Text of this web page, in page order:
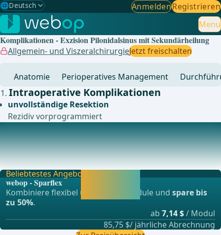
🌐Deutsch
Gewählte Sprache: Deutsch
🇩🇪 Deutsch ✓
🇬🇧English
🇧🇷 Brasilianisch
AnmeldenRegistrieren
Menu
Komplikationen - Exzision Pilonidalsinus mit Sekundärheilung
Allgemein- und ViszeralchirurgieJetzt freischalten
Anatomie Perioperatives Management
Intraoperative Komplikationen
unvollständige Resektion
Rezidiv vorprogrammiert
Postoperative Komplikationen und deren Vermeidung
Blutung/Hämatom →subtile BlutstillungRezidiv → Der
Sinus pilonidalis ist eine Erkrankung, die zum W
Beliebtestes Angebot
webop - Sparflex
Kombiniere flexibel unsere Lernmodule undspare bis
zu 50%.
ab 7,14 $/ Modul
85,75 $/ jährliche Abrechnung